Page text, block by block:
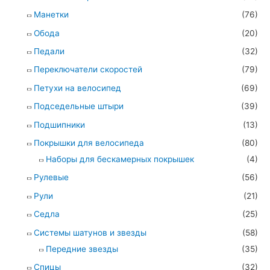
Манетки
(76)
Обода
(20)
Педали
(32)
Переключатели скоростей
(79)
Петухи на велосипед
(69)
Подседельные штыри
(39)
Подшипники
(13)
Покрышки для велосипеда
(80)
Наборы для бескамерных покрышек
(4)
Рулевые
(56)
Рули
(21)
Седла
(25)
Системы шатунов и звезды
(58)
Передние звезды
(35)
Спицы
(32)